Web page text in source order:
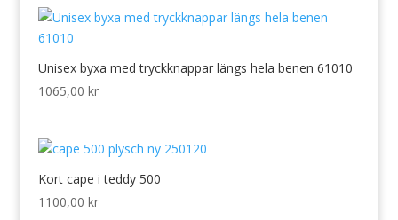
Unisex byxa med tryckknappar längs hela benen 61010
1065,00 kr
Kort cape i teddy 500
1100,00 kr